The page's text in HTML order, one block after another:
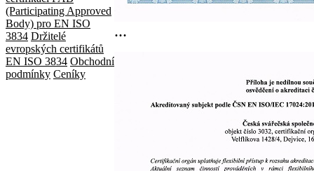
(Participating Approved
Body) pro EN ISO
3834 Držitelé
evropských certifikátů
EN ISO 3834 Obchodní
podmínky Ceníky
...